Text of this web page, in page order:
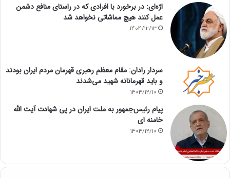
اژه‌ای: در برخورد با افرادی که در راستای منافع دشمن
عمل کنند هیچ مماشاتی نخواهد شد
1404/12/13
سردار رادان: مقام معظم رهبری قهرمان مردم ایران بودند
و باید قهرمانانه شهید می‌شدند
1404/12/10
پیام رئیس‌جمهور به ملت ایران در پی شهادت آیت الله
خامنه ای
1404/12/10